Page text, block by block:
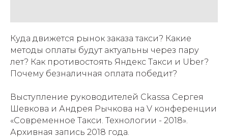
Куда движется рынок заказа такси? Какие
методы оплаты будут актуальны через пару
лет? Как противостоять Яндекс Такси и Uber?
Почему безналичная оплата победит?
Выступление руководителей Ckassa Сергея
Шевкова и Андрея Рычкова на V конференции
«Современное Такси. Технологии - 2018».
Архивная запись 2018 года.